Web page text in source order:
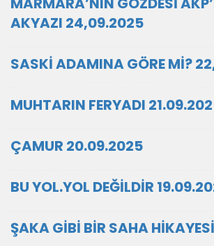
AKYAZI 24,09.2025
SASKİ ADAMINA GÖRE Mİ?
MUHTARIN FERYADI
ÇAMUR 20.09.2025
BU YOL.YOL DEĞİLDİR
ŞAKA GİBİ BİR SAHA